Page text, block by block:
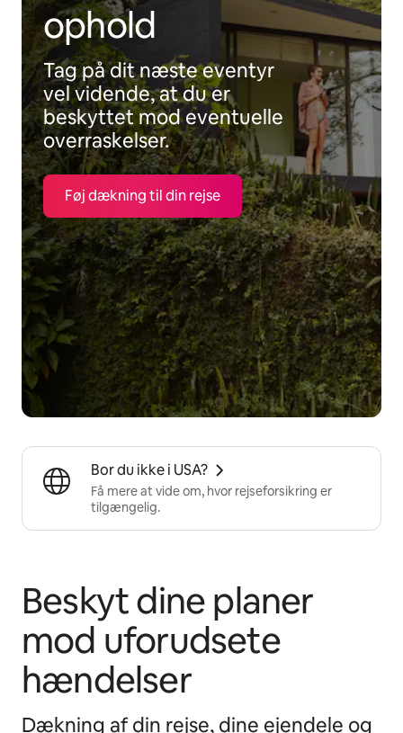
ophold
Tag på dit næste eventyr
vel vidende, at du er
beskyttet mod eventuelle
overraskelser.
Føj dækning til din rejse
Bor du ikke i USA?
Få mere at vide om, hvor rejseforsikring er
tilgængelig.
Beskyt dine planer
mod uforudsete
hændelser
Dækning af din rejse, dine ejendele og